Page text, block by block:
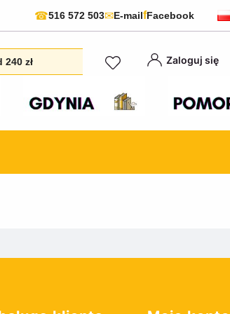
☎516 572 503✉E-mailfFacebook
240 zł Zaloguj się